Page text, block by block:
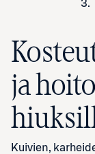
ja
Kuivien,